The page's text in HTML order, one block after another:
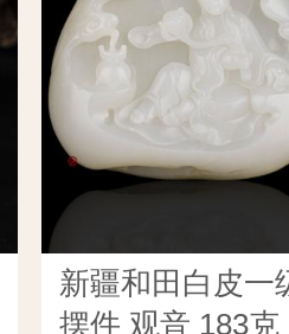
新疆和田白皮一
摆件 观音 183克